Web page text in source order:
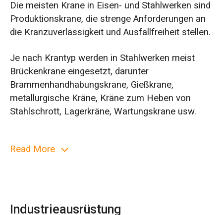
Die meisten Krane in Eisen- und Stahlwerken sind
Produktionskrane, die strenge Anforderungen an
die Kranzuverlässigkeit und Ausfallfreiheit stellen.
Je nach Krantyp werden in Stahlwerken meist
Brückenkrane eingesetzt, darunter
Brammenhandhabungskrane, Gießkrane,
metallurgische Kräne, Kräne zum Heben von
Stahlschrott, Lagerkräne, Wartungskrane usw.
einen Hakenkran, einen Greiferkran, einen
ausgestattet werden kann.
Read More
Industrieausrüstung